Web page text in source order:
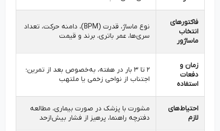
فاکتورهای
انتخاب
ماساژور
نوع ماساژ، قدرت (BPM)، دامنه حرکت، تعداد
سری‌ها، عمر باتری، برند و قیمت
زمان و
دفعات
استفاده
۲ تا ۳ بار در هفته، به‌خصوص بعد از تمرین؛
اجتناب از نواحی زخمی یا ملتهب
احتیاط‌های
مشورت با پزشک در صورت بیماری، مطالعه
دفترچه راهنما، پرهیز از فشار بیش‌ازحد